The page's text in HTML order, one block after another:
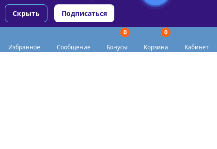
Избранное Сообщение
0
Бонусы
0
Корзина
Кабинет
Скрыть Подписаться